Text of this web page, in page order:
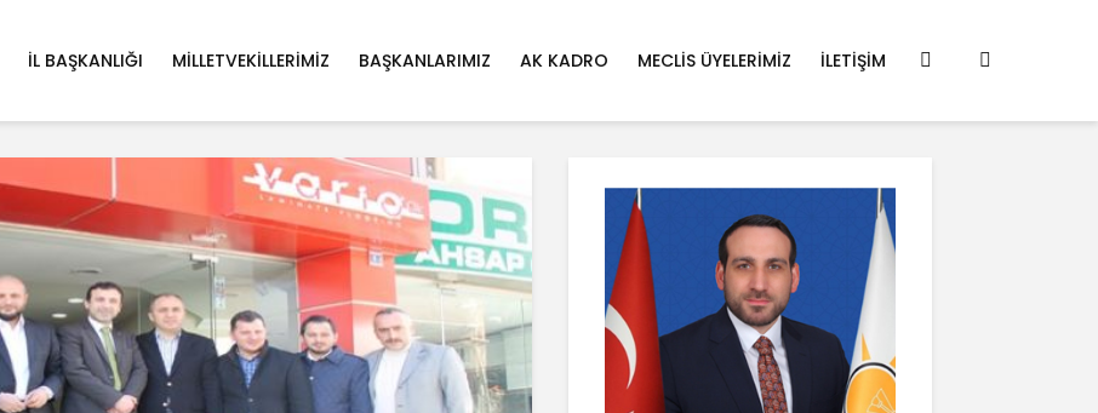
İL BAŞKANLIĞI MILLETVEKILLERIMIZ BAŞKANLARIMIZ AK KADRO MECLIS ÜYELERIMIZ İLETIŞIM